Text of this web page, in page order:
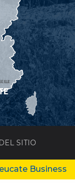
SITIO
Business